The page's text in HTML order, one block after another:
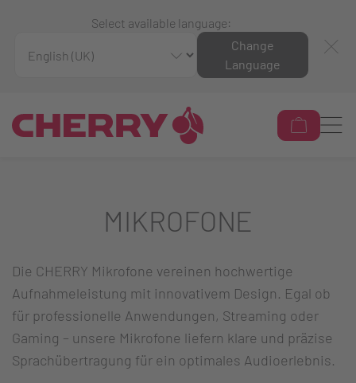
Select available language:
Change
Language
MIKROFONE
Die CHERRY Mikrofone vereinen hochwertige
Aufnahmeleistung mit innovativem Design. Egal ob
für professionelle Anwendungen, Streaming oder
Gaming – unsere Mikrofone liefern klare und präzise
Sprachübertragung für ein optimales Audioerlebnis.